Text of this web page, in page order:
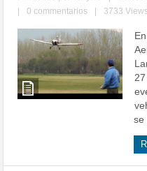
0 commentarios 3733
se